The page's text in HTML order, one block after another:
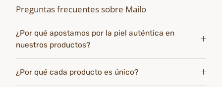
Preguntas frecuentes sobre Mailo
¿Por qué apostamos por la piel auténtica en
nuestros productos?
¿Por qué cada producto es único?